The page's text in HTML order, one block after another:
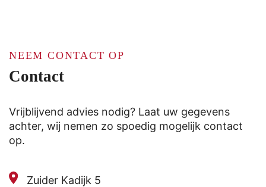
NEEM CONTACT OP
Contact
Vrijblijvend advies nodig? Laat uw gegevens
achter, wij nemen zo spoedig mogelijk contact
op.
Zuider Kadijk 5